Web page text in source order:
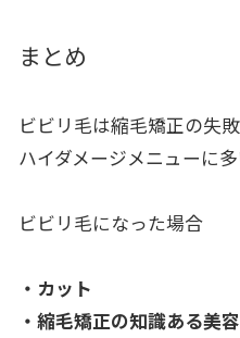
まとめ
ビビリ毛は縮毛矯正の失
ハイダメージメニューに多
ビビリ毛になった場合
・カット
・ 縮毛矯正の知識ある美